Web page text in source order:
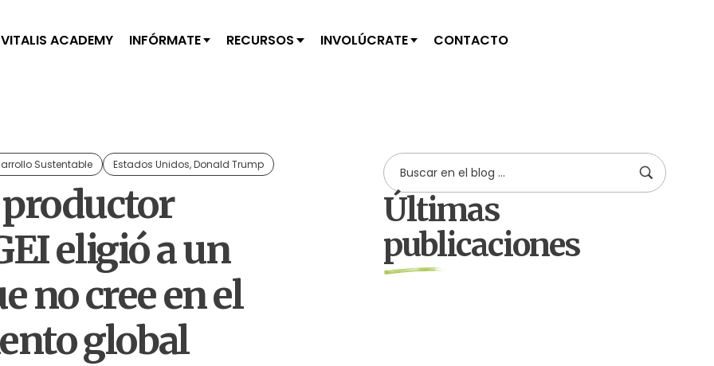
VITALIS ACADEMY INFÓRMATE RECURSOS INVOLÚCRATE CONTACTO
Sustentable Estados Unidos, Donald Trump
eligió a un
no cree en el
global
Últimas
publicaciones